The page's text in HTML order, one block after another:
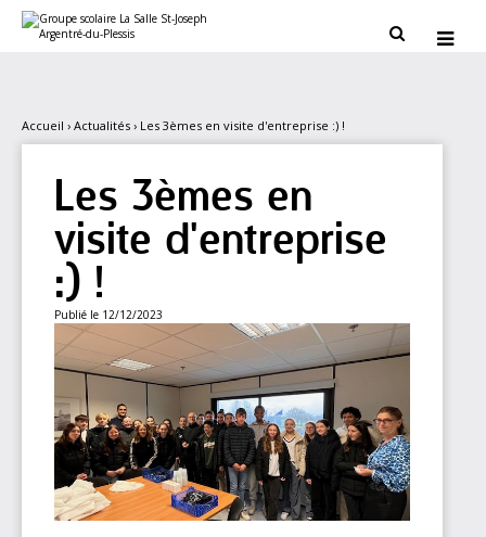
contenu.
personnels
 
Accueil › Actualités › Les 3èmes en visite d'entreprise :) !
Les 3èmes en
visite d'entreprise
:) !
Publié le 12/12/2023